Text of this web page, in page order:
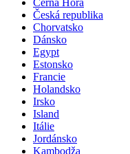
Černá Hora
Česká republika
Chorvatsko
Dánsko
Egypt
Estonsko
Francie
Holandsko
Irsko
Island
Itálie
Jordánsko
Kambodža